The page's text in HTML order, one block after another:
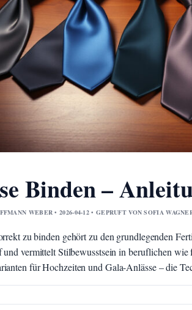
Binden –
WEBER • 2026-04-12 • GEPRUFT VON SOFIA
zu binden gehört zu den grundlegenden
vermittelt Stilbewusstsein in beruflichen
für Hochzeiten und Gala-Anlässe – die